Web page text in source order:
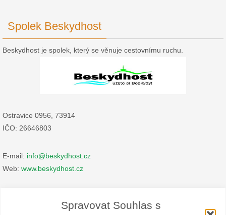
Spravovat Souhlas s
Spolek Beskydhost
Beskydhost je spolek, který se věnuje cestovnímu ruchu.
Ostravice 0956, 73914
IČO: 26646803
E-mail: info@beskydhost.cz
Web: www.beskydhost.cz